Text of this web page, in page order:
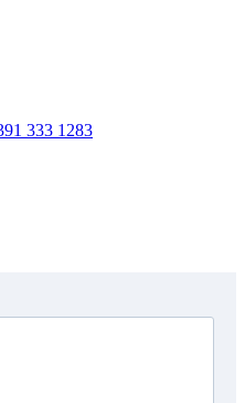
333 1283